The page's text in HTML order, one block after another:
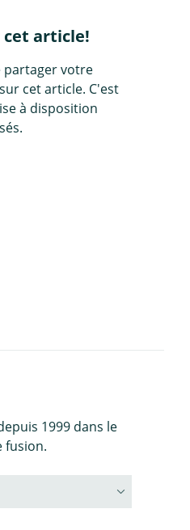
cet article!
partager votre
cet article. C'est
à disposition
1999 dans le
fusion.